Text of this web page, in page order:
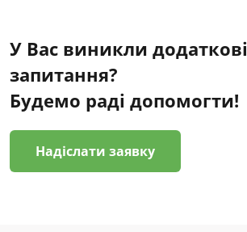
У Вас виникли додаткові
запитання?
Будемо раді допомогти!
Надіслати заявку